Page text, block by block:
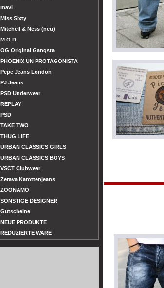
mavi
Miss Sixty
Mitchell & Ness (neu)
M.O.D.
OG Original Gangsta
PHOENIX UN PROTAGONISTA
Pepe Jeans London
PJ Jeans
PSD Underwear
REPLAY
PSD
TAKE TWO
THUG LIFE
URBAN CLASSICS GIRLS
URBAN CLASSICS BOYS
VSCT Clubwear
Zerava Karottenjeans
ZOONAMO
SONSTIGE DESIGNER
Gutscheine
NEUE PRODUKTE
REDUZIERTE WARE